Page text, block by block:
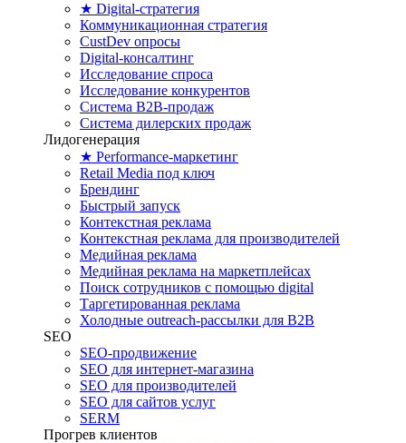
★ Digital-стратегия
Коммуникационная стратегия
CustDev опросы
Digital-консалтинг
Исследование спроса
Исследование конкурентов
Система B2B-продаж
Система дилерских продаж
Лидогенерация
★ Performance-маркетинг
Retail Media под ключ
Брендинг
Быстрый запуск
Контекстная реклама
Контекстная реклама для производителей
Медийная реклама
Медийная реклама на маркетплейсах
Поиск сотрудников с помощью digital
Таргетированная реклама
Холодные outreach-рассылки для B2B
SEO
SEO-продвижение
SEO для интернет-магазина
SEO для производителей
SEO для сайтов услуг
SERM
Прогрев клиентов